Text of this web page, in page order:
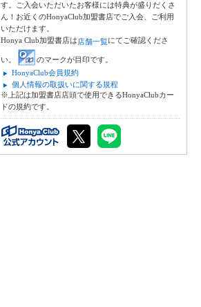
す。ご入会いただいたお客様には特典が盛りだくさ
ん！お近くのHonyaClub加盟書店でご入会、ご利用
いただけます。
Honya Club加盟書店は店舗一覧にてご確認くださ
い。
のマークが目印です。
HonyaClub会員規約
個人情報の取扱いに関する規程
※上記は加盟書店店頭で使用できるHonyaClubカー
ドの規約です。